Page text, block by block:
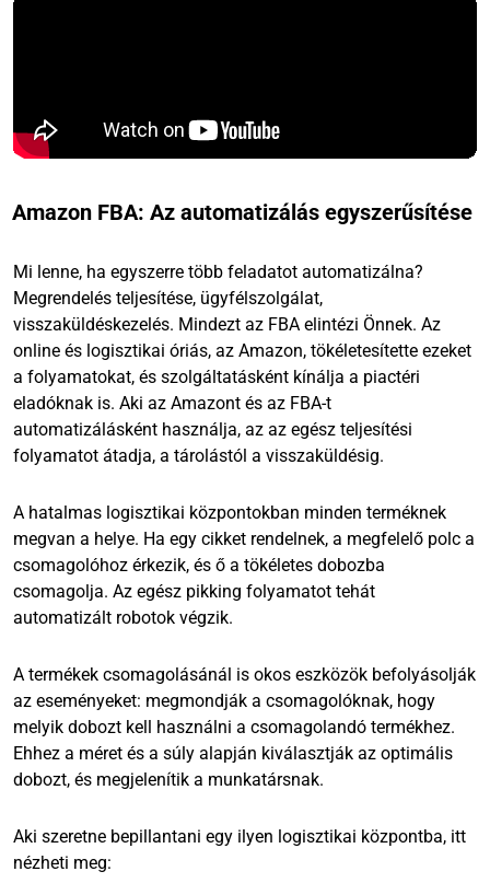
Amazon FBA: Az automatizálás egyszerűsítése
Mi lenne, ha egyszerre több feladatot automatizálna?
Megrendelés teljesítése, ügyfélszolgálat,
visszaküldéskezelés. Mindezt az FBA elintézi Önnek. Az
online és logisztikai óriás, az Amazon, tökéletesítette ezeket
a folyamatokat, és szolgáltatásként kínálja a piactéri
eladóknak is. Aki az Amazont és az FBA-t
automatizálásként használja, az az egész teljesítési
folyamatot átadja, a tárolástól a visszaküldésig.
A hatalmas logisztikai központokban minden terméknek
megvan a helye. Ha egy cikket rendelnek, a megfelelő polc a
csomagolóhoz érkezik, és ő a tökéletes dobozba
csomagolja. Az egész pikking folyamatot tehát
automatizált robotok végzik.
A termékek csomagolásánál is okos eszközök befolyásolják
az eseményeket: megmondják a csomagolóknak, hogy
melyik dobozt kell használni a csomagolandó termékhez.
Ehhez a méret és a súly alapján kiválasztják az optimális
dobozt, és megjelenítik a munkatársnak.
Aki szeretne bepillantani egy ilyen logisztikai központba, itt
nézheti meg: